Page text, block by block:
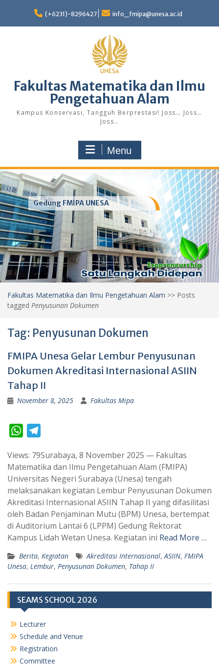
content
(+6231)-8296427 info_fmipa@unesa.ac.id
Fakultas Matematika dan Ilmu
Pengetahuan Alam
Kampus Konservasi, Tangguh Berprestasi! Joss… Joss…
Joss…
Menu
Gedung FMIPA UNESA
Fakultas Matematika dan Ilmu Pengetahuan Alam >> Posts
tagged Penyusunan Dokumen
Tag: Penyusunan Dokumen
FMIPA Unesa Gelar Lembur Penyusunan
Dokumen Akreditasi Internasional ASIIN
Tahap II
November 8, 2025 Fakultas Mipa
W
a
t
s
A
p
p
l
e
g
r
a
m
Views: 79Surabaya, 8 November 2025 — Fakultas
Matematika dan Ilmu Pengetahuan Alam (FMIPA)
Universitas Negeri Surabaya (Unesa) tengah
melaksanakan kegiatan Lembur Penyusunan Dokumen
Akreditasi Internasional ASIIN Tahap II yang difasilitasi
oleh Badan Penjaminan Mutu (BPM) Unesa, bertempat
di Auditorium Lantai 6 (LPPM) Gedung Rektorat
Kampus Lidah Wetan Unesa. Kegiatan ini Read More …
Berita, Kegiatan Akreditasi Internasional, ASIIN, FMIPA
Unesa, Lembur, Penyusunan Dokumen, Tahap II
SEAMS SCHOOL 2026
Lecturer
Schedule and Venue
Registration
Committee